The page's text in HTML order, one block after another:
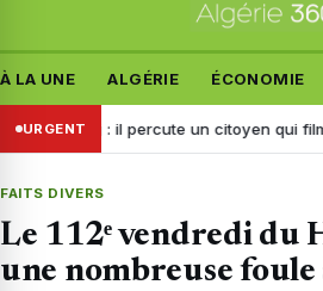
À LA UNE ALGÉRIE ÉCONOMIE
URGENT
: il percute un citoyen qui filmait
FAITS DIVERS
Le 112ᵉ vendredi du
une nombreuse foule